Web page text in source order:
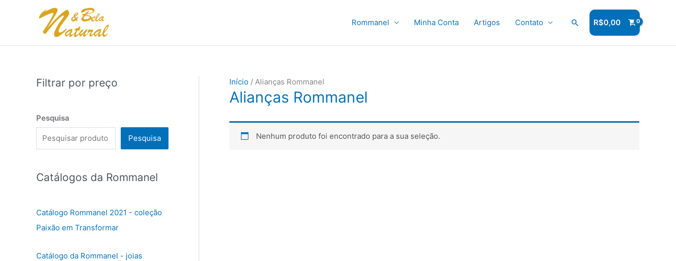
Rommanel Minha Conta Artigos Contato Pesquisar
R$0,00
Filtrar por preço
Pesquisa
Pesquisa
Catálogos da Rommanel
Catálogo Rommanel 2021 - coleção
Paixão em Transformar
Catálogo da Rommanel - joias
Início / Alianças Rommanel
Alianças Rommanel
Nenhum produto foi encontrado para a sua seleção.